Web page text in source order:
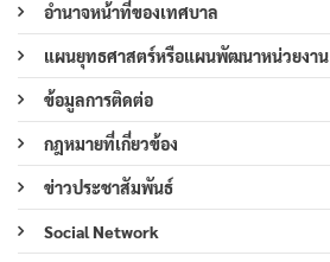
อำนาจหน้าที่ของเทศบาล
แผนยุทธศาสตร์หรือแผนพัฒนาหน่วยงาน
ข้อมูลการติดต่อ
กฎหมายที่เกี่ยวข้อง
ข่าวประชาสัมพันธ์
Social Network